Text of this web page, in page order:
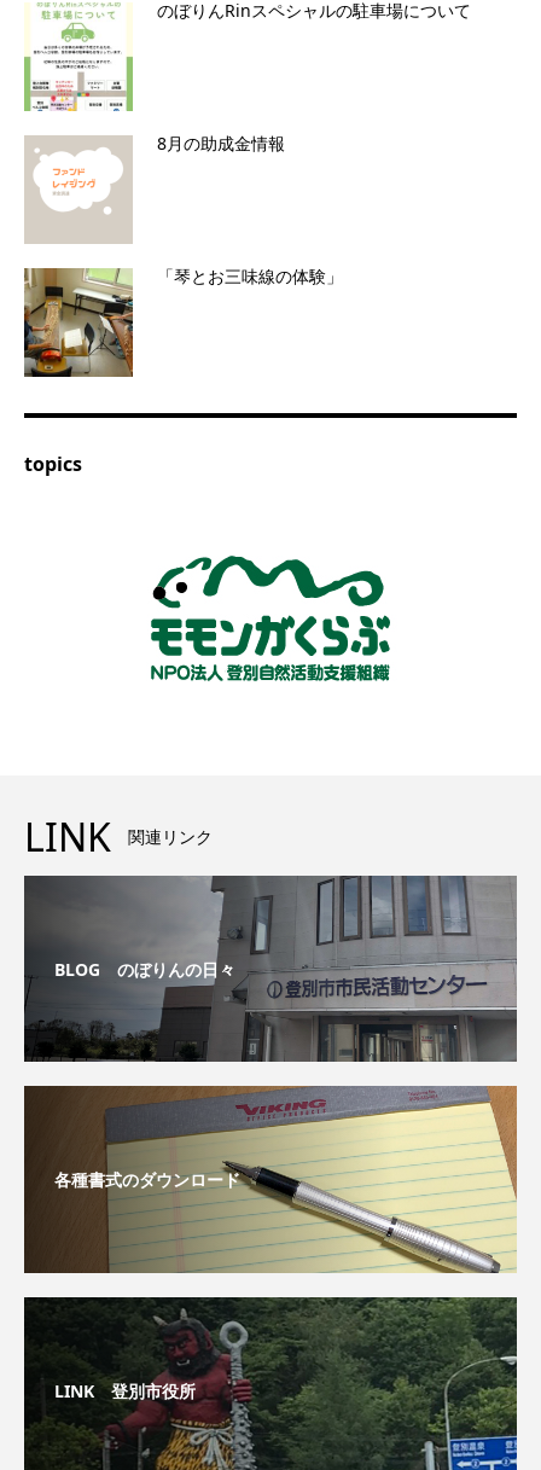
のぼりんRinスペシャルの駐車場について
8月の助成金情報
「琴とお三味線の体験」
topics
LINK 関連リンク
BLOG のぼりんの日々
各種書式のダウンロード
LINK 登別市役所